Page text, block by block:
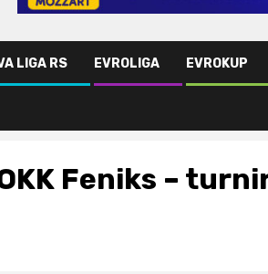
LIGA RS EVROLIGA EVROKUP
Feniks –